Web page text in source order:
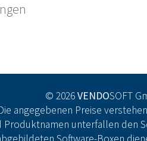
© 2026VENDOSOFT
angegebenen Preise
Produktnamen unterfallen den